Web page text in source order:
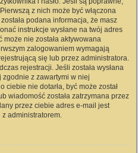
z nich może być włączona
podana informacja, że masz
instrukcje wysłane na twój adres
może nie została aktywowana
zalogowaniem wymagają
się lub przez administratora.
rejestracji. Jeśli została wysłana
z zawartymi w niej
ciebie nie dotarła, być może został
wiadomość została zatrzymana przez
przez ciebie adres e-mail jest
z administratorem.